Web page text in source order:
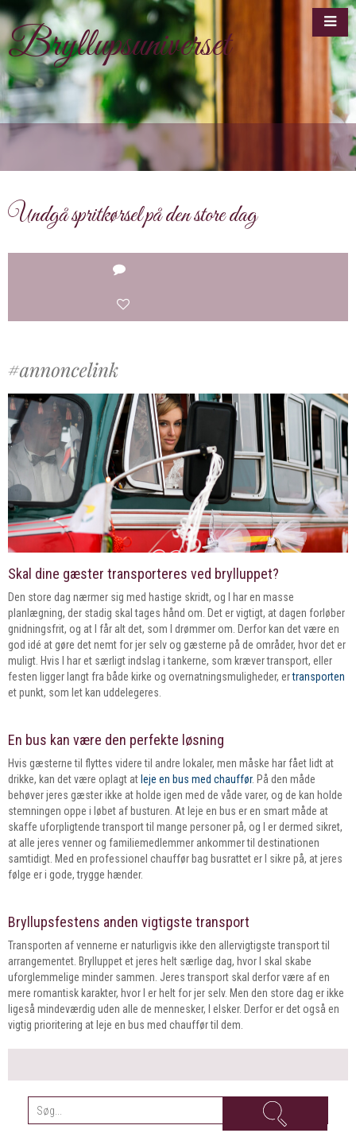
Bryllupsuniverset
Undgå spritkørsel på den store dag
Skal dine gæster transporteres ved brylluppet?
Den store dag nærmer sig med hastige skridt, og I har en masse
planlægning, der stadig skal tages hånd om. Det er vigtigt, at dagen forløber
gnidningsfrit, og at I får alt det, som I drømmer om. Derfor kan det være en
god idé at gøre det nemt for jer selv og gæsterne på de områder, hvor det er
muligt. Hvis I har et særligt indslag i tankerne, som kræver transport, eller
festen ligger langt fra både kirke og overnatningsmuligheder, ertransporten
et punkt, som let kan uddelegeres.
En bus kan være den perfekte løsning
Hvis gæsterne til flyttes videre til andre lokaler, men måske har fået lidt at
drikke, kan det være oplagt at leje en bus med chauffør. På den måde
behøver jeres gæster ikke at holde igen med de våde varer, og de kan holde
stemningen oppe i løbet af busturen. At leje en bus er en smart måde at
skaffe uforpligtende transport til mange personer på, og I er dermed sikret,
at alle jeres venner og familiemedlemmer ankommer til destinationen
samtidigt. Med en professionel chauffør bag busrattet er I sikre på, at jeres
følge er i gode, trygge hænder.
Bryllupsfestens anden vigtigste transport
Transporten af vennerne er naturligvis ikke den allervigtigste transport til
arrangementet. Brylluppet et jeres helt særlige dag, hvor I skal skabe
uforglemmelige minder sammen. Jeres transport skal derfor være af en
mere romantisk karakter, hvor I er helt for jer selv. Men den store dag er ikke
ligeså mindeværdig uden alle de mennesker, I elsker. Derfor er det også en
vigtig prioritering at leje en bus med chauffør til dem.